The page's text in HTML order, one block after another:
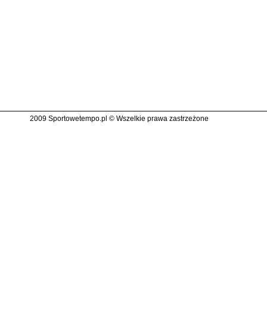
2009 Sportowetempo.pl © Wszelkie prawa zastrzeżone